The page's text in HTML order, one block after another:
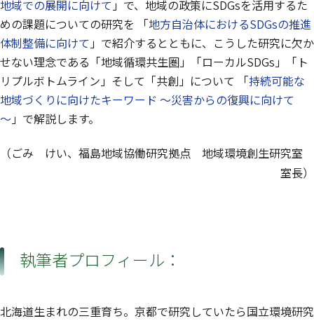
地域での展開に向けて 」で、地域の政策にSDGsを活用するた
めの課題についての研究を 「地方自治体におけるSDGsの推進
体制整備に向けて 」で紹介するとともに、こうした研究に欠か
せない理念である「地域循環共生圏」「ローカルSDGs」「ト
リプルボトムライン」そして「共創」について 「持続可能な
地域づくりに向けたキーワード ～災害からの復興に向けて
～ 」で解説します。
（ごみ けい、福島地域協働研究拠点 地域環境創生研究室
室長）
執筆者プロフィール：
北海道生まれの三重育ち。京都で研究していたら国立環境研究